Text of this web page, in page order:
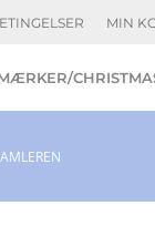
MIN